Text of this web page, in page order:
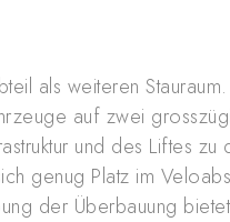
als weiteren
auf zwei
und des Liftes
genug Platz im
der Überbauung